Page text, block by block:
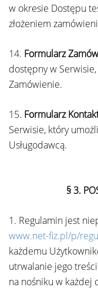
w okresie Dostępu
złożeniem
14. Formularz
dostępny w
Zamówienie.
15. Formularz
Serwisie, który
Usługodawcą.
§ 3.
1. Regulamin jest
www.net-fiz.pl/p/
każdemu
utrwalanie jego
na nośniku w każdej